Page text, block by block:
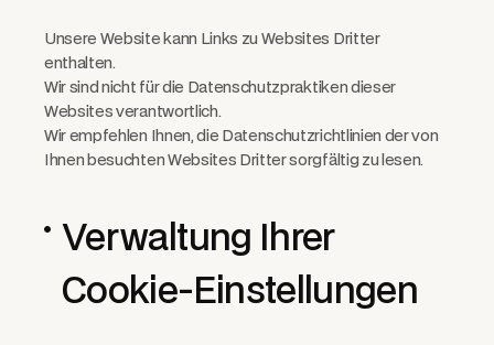
Unsere Website kann Links zu Websites Dritter
enthalten.
Wir sind nicht für die Datenschutzpraktiken dieser
Websites verantwortlich.
Wir empfehlen Ihnen, die Datenschutzrichtlinien der von
Ihnen besuchten Websites Dritter sorgfältig zu lesen.
Verwaltung Ihrer
Cookie-Einstellungen